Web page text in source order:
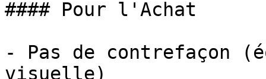
#### Pour l'Achat
- Pas de contrefaçon
visuelle)